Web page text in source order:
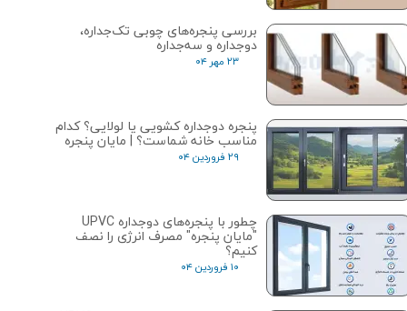
بررسی پنجره‌های چوبی تک‌جداره،
دوجداره و سه‌جداره
۲۳ مهر ۰۴
پنجره دوجداره کشویی یا لولایی؟ کدام
مناسب خانه شماست؟ | مایان پنجره
۲۹ فروردین ۰۴
چطور با پنجره‌های دوجداره UPVC
"مایان پنجره" مصرف انرژی را نصف
کنیم؟
۱۰ فروردین ۰۴